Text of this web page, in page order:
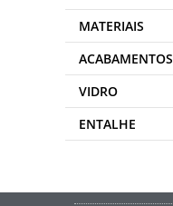
MATERIAIS
ACABAMENTOS
VIDRO
ENTALHE